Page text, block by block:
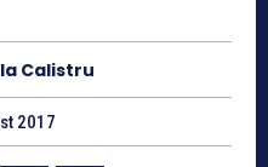
Calistru
2017